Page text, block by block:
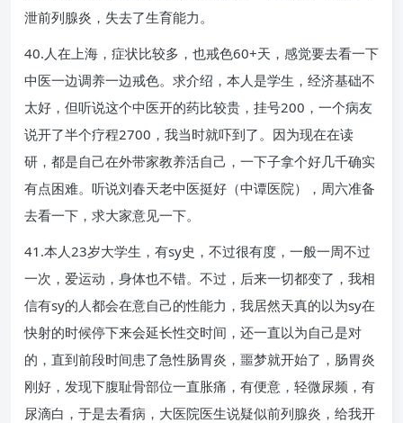
泄前列腺炎，失去了生育能力。
40.人在上海，症状比较多，也戒色60+天，感觉要去看一下
中医一边调养一边戒色。求介绍，本人是学生，经济基础不
太好，但听说这个中医开的药比较贵，挂号200，一个病友
说开了半个疗程2700，我当时就吓到了。因为现在在读
研，都是自己在外带家教养活自己，一下子拿个好几千确实
有点困难。听说刘春天老中医挺好（中谭医院），周六准备
去看一下，求大家意见一下。
41.本人23岁大学生，有sy史，不过很有度，一般一周不过
一次，爱运动，身体也不错。不过，后来一切都变了，我相
信有sy的人都会在意自己的性能力，我居然天真的以为sy在
快射的时候停下来会延长性交时间，还一直以为自己是对
的，直到前段时间患了急性肠胃炎，噩梦就开始了，肠胃炎
刚好，发现下腹耻骨部位一直胀痛，有便意，轻微尿频，有
尿滴白，于是去看病，大医院医生说疑似前列腺炎，给我开